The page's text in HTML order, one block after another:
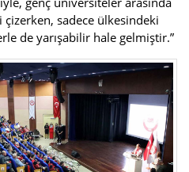
sadece ülkesindeki
de yarışabilir hale gelmiştir.”